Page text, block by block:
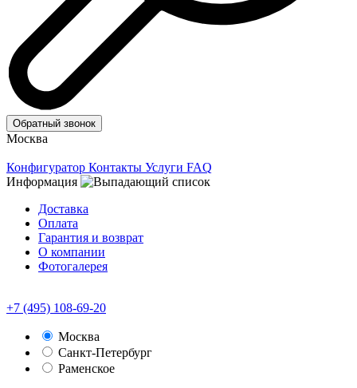
Обратный звонок
Москва
Конфигуратор Контакты Услуги FAQ
Информация
Доставка
Оплата
Гарантия и возврат
О компании
Фотогалерея
+7 (495) 108-69-20
Москва
Санкт-Петербург
Раменское